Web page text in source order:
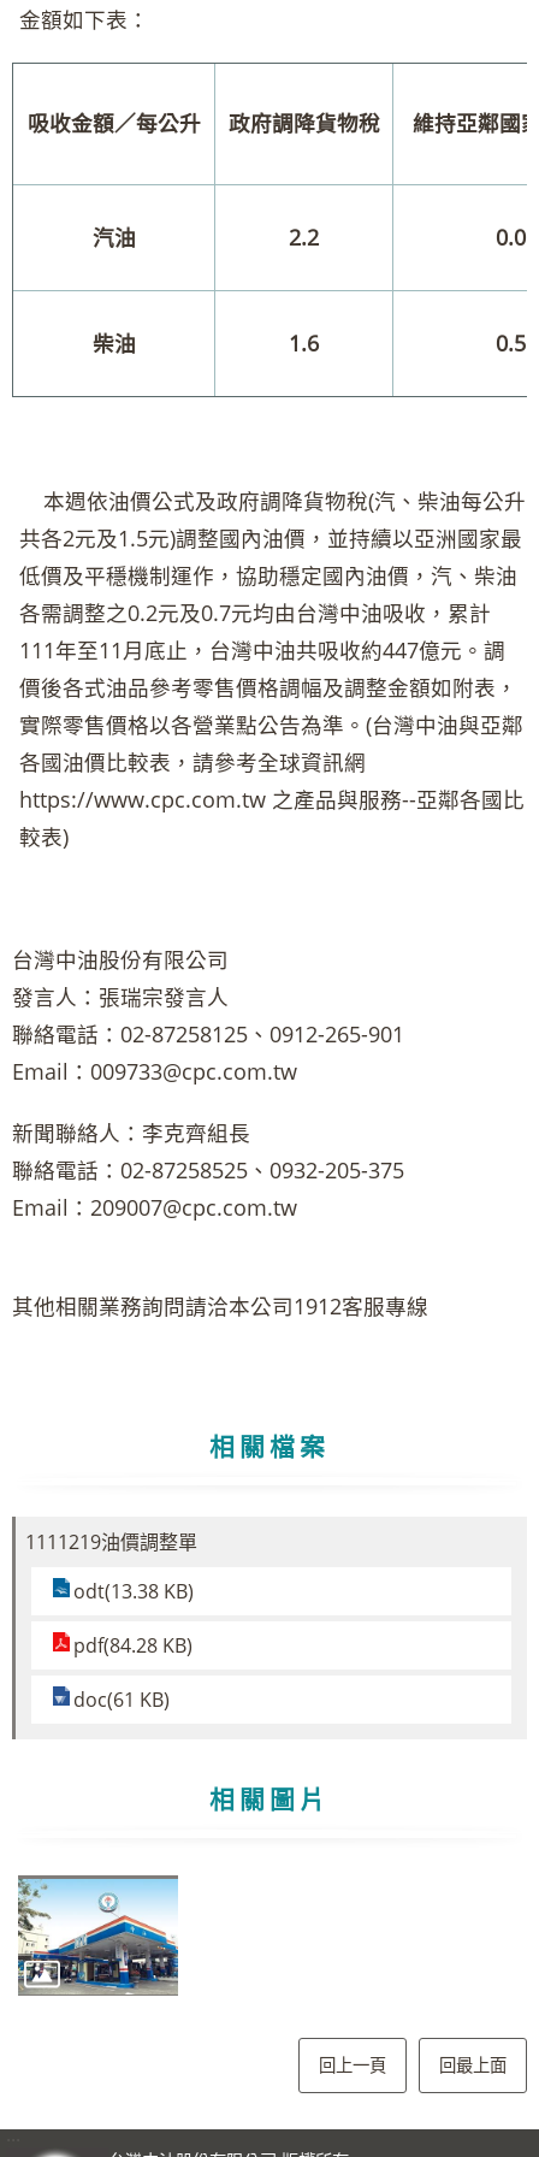
金額如下表：
吸收金額／每公升 政府調降貨物稅 維持亞鄰國
汽油 2.2 0.0
柴油 1.6 0.5
本週依油價公式及政府調降貨物稅(汽、柴油每公升
共各2元及1.5元)調整國內油價，並持續以亞洲國家最
低價及平穩機制運作，協助穩定國內油價，汽、柴油
各需調整之0.2元及0.7元均由台灣中油吸收，累計
111年至11月底止，台灣中油共吸收約447億元。調
價後各式油品參考零售價格調幅及調整金額如附表，
實際零售價格以各營業點公告為準。(台灣中油與亞鄰
各國油價比較表，請參考全球資訊網
https://www.cpc.com.tw 之產品與服務--亞鄰各國比
較表)
台灣中油股份有限公司
發言人：張瑞宗發言人
聯絡電話：02-87258125、0912-265-901
Email：009733@cpc.com.tw
新聞聯絡人：李克齊組長
聯絡電話：02-87258525、0932-205-375
Email：209007@cpc.com.tw
其他相關業務詢問請洽本公司1912客服專線
相關檔案
1111219油價調整單
odt(13.38 KB)
pdf(84.28 KB)
doc(61 KB)
相關圖片
回上一頁 回最上面